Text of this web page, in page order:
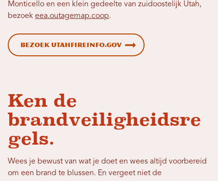
Monticello en een klein gedeelte van zuidoostelijk Utah,
bezoek eea.outagemap.coop.
Bezoek utahfireinfo.gov
Ken de
brandveiligheidsre
gels.
Wees je bewust van wat je doet en wees altijd voorbereid
om een ​​brand te blussen. En vergeet niet de